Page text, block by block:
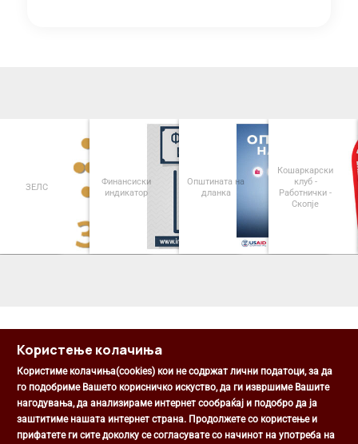
ЗЕЛС
Финансиски
индикатор
Општината на
дланка
Кошаркарски
клуб -
Работнички -
Скопје
Општина Центар
Михаил Цоков бр. 1, Скопје
Користење колачиња
Користиме колачиња(cookies) кои не содржат лични податоци, за да
го подобриме Вашето корисничко искуство, да ги извршиме Вашите
нагодувања, да анализираме интернет сообраќај и подобро да ја
заштитиме нашата интернет страна. Продолжете со користење и
прифатете ги сите доколку се согласувате со начинот на употреба на